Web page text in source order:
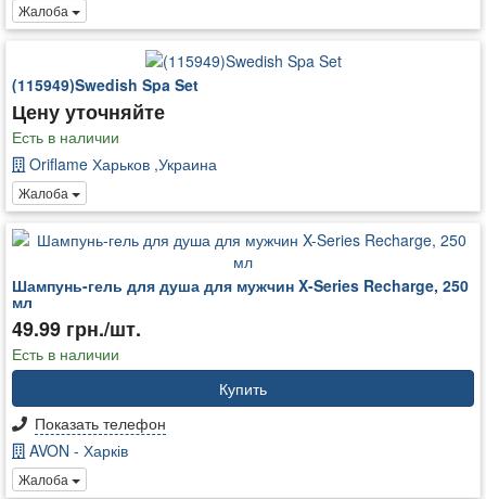
Жалоба
(115949)Swedish Spa Set
Цену уточняйте
Есть в наличии
Oriflame Харьков ,Украина
Жалоба
Шампунь-гель для душа для мужчин X-Series Recharge, 250
мл
49.99 грн./шт.
Есть в наличии
Купить
Показать телефон
AVON - Харків
Жалоба